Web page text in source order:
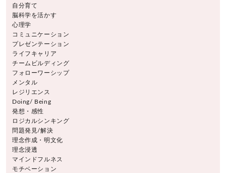
自分育て
脳科学を活かす
心理学
コミュニケーション
プレゼンテーション
ライフキャリア
チームビルディング
フォローワーシップ
メンタル
レジリエンス
Doing/ Being
発想・感性
ロジカルシンキング
問題発見/解決
理念作成・明文化
理念浸透
マインドフルネス
モチベーション